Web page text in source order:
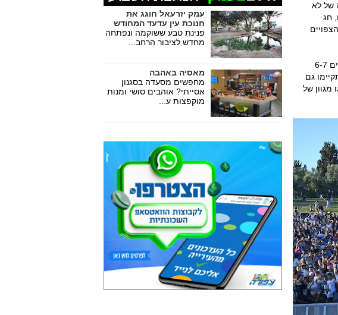
של לא
חג
כמו כן, בימים אלה עמלים ברשת שחקים על הפקת פסטיבל הבירה המסורתי שיתקיים השנה בין התאריכים 6-7
גם
מגוון של
עמק יזרעאל חוגג את
חנוכת עין עדעד המחודש
פנינת טבע ששוקמה ונפתחה
מחדש לציבור הרחב...
מאסיה באהבה
מחפשים מסעדה בסגנון
אסייתי? אוהבים סושי ומנות
מוקפצות ע...